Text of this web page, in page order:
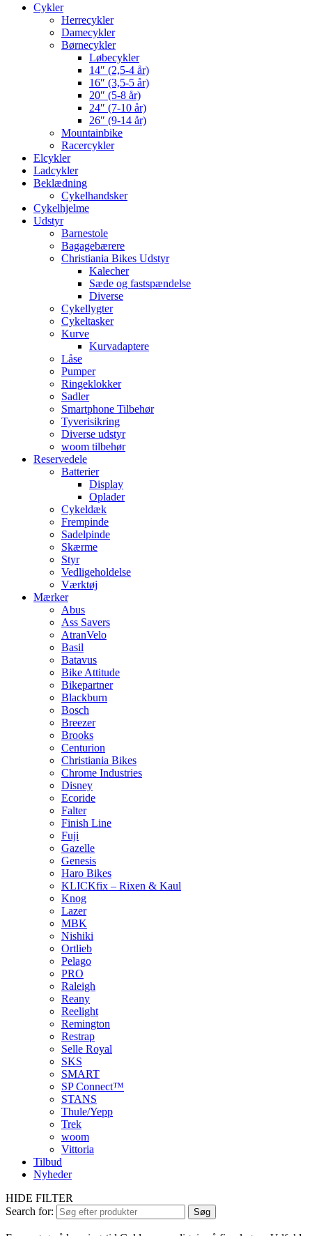
Cykler
Herrecykler
Damecykler
Børnecykler
Løbecykler
14″ (2,5-4 år)
16″ (3,5-5 år)
20″ (5-8 år)
24″ (7-10 år)
26″ (9-14 år)
Mountainbike
Racercykler
Elcykler
Ladcykler
Beklædning
Cykelhandsker
Cykelhjelme
Udstyr
Barnestole
Bagagebærere
Christiania Bikes Udstyr
Kalecher
Sæde og fastspændelse
Diverse
Cykellygter
Cykeltasker
Kurve
Kurvadaptere
Låse
Pumper
Ringeklokker
Sadler
Smartphone Tilbehør
Tyverisikring
Diverse udstyr
woom tilbehør
Reservedele
Batterier
Display
Oplader
Cykeldæk
Frempinde
Sadelpinde
Skærme
Styr
Vedligeholdelse
Værktøj
Mærker
Abus
Ass Savers
AtranVelo
Basil
Batavus
Bike Attitude
Bikepartner
Blackburn
Bosch
Breezer
Brooks
Centurion
Christiania Bikes
Chrome Industries
Disney
Ecoride
Falter
Finish Line
Fuji
Gazelle
Genesis
Haro Bikes
KLICKfix – Rixen & Kaul
Knog
Lazer
MBK
Nishiki
Ortlieb
Pelago
PRO
Raleigh
Reany
Reelight
Remington
Restrap
Selle Royal
SKS
SMART
SP Connect™
STANS
Thule/Yepp
Trek
woom
Vittoria
Tilbud
Nyheder
HIDE FILTER
Search for:
Søg